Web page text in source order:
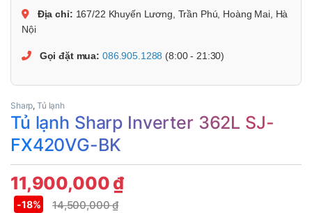
Địa chỉ: 167/22 Khuyến Lương, Trần Phú, Hoàng Mai, Hà
Nội
Gọi đặt mua: 086.905.1288 (8:00 - 21:30)
Sharp,Tủ lạnh
Tủ lạnh Sharp Inverter 362L SJ-
FX420VG-BK
11,900,000 ₫
14,500,000₫
-18%